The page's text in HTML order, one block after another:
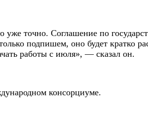
точно. Соглашение по
подпишем, оно будет кратко
работы с июля», — сказал он.
консорциуме.